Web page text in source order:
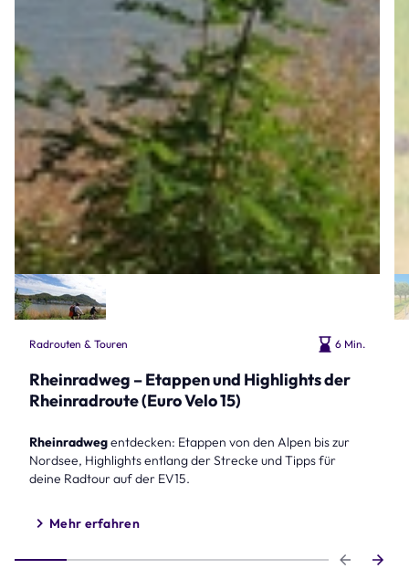
Radrouten & Touren 6 Min.
Rheinradweg – Etappen und Highlights der
Rheinradroute (Euro Velo 15)
Rheinradwegentdecken: Etappen von den Alpen bis zur
Nordsee, Highlights entlang der Strecke und Tipps für
deine Radtour auf der EV15.
Mehr erfahren